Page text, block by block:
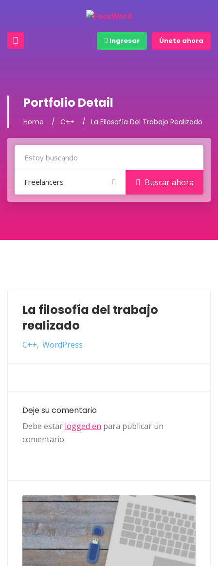
Ingresar Únete ahora
Portfolio Detail
Home C++ La Filosofía Del Trabajo Realizado
Freelancers Buscar ahora
La filosofía del trabajo
realizado
C++ WordPress
Deje su comentario
Debe estar logged en para publicar un
comentario.